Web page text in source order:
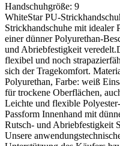
Handschuhgröße: 9
WhiteStar PU-
Strickhandschuhe mit idealer
einer dünner Polyurethan-
und Abriebfestigkeit
flexibel und noch
sich der Tragekomfort.
Polyurethan, Farbe: weiß
für trockene Oberflächen,
Leichte und flexible
Passform Innenhand mit
Rutsch- und Abriebfestigkeit
Unsere